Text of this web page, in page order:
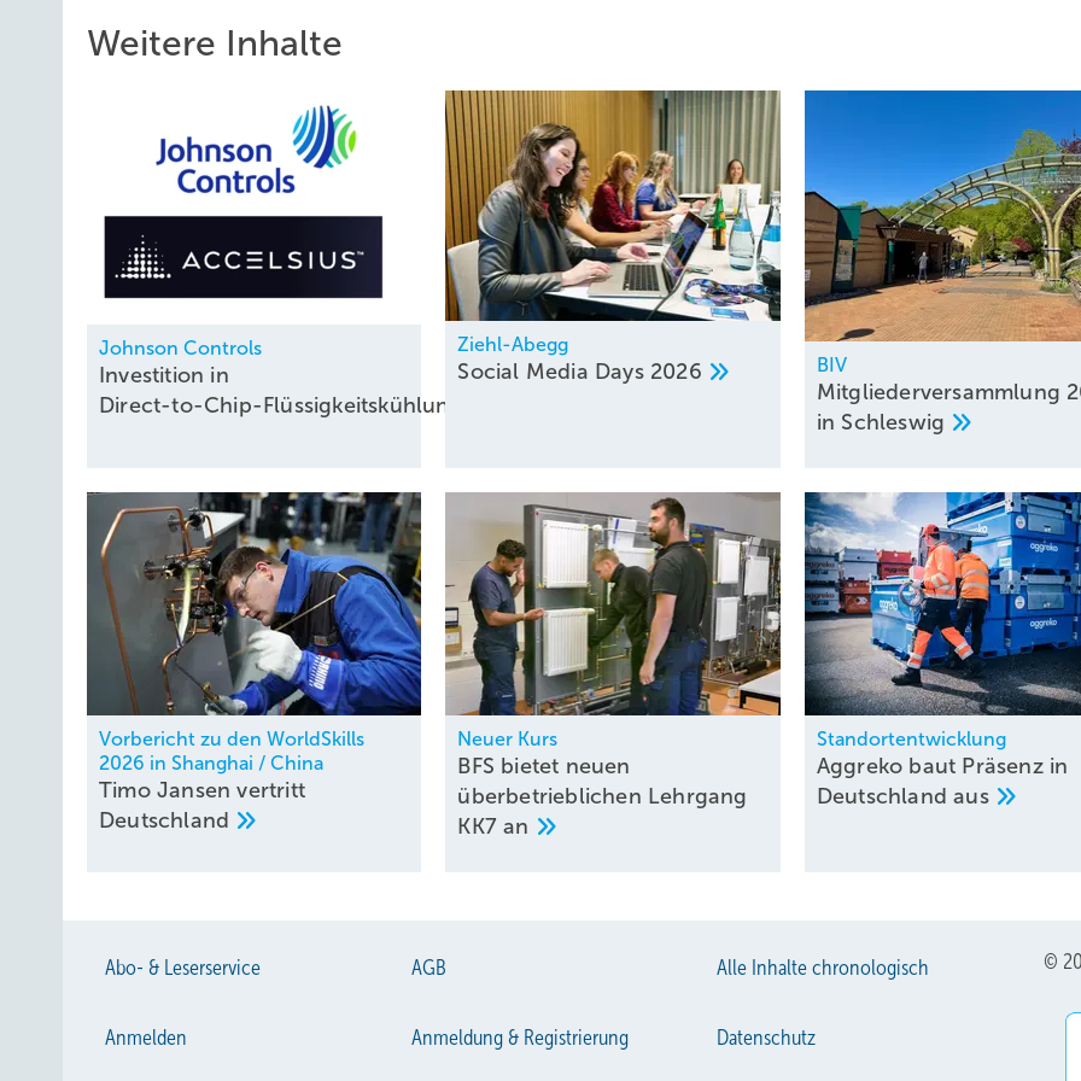
Weitere Inhalte
Johnson Controls
Investition in
Direct-to-Chip-Flüssigkeitskühlung
Ziehl-Abegg
Social Media Days 2026 BIV
Mitgliederversammlung
in Schleswig
Vorbericht zu den WorldSkills
2026 in Shanghai / China
Timo Jansen vertritt
Deutschland
Neuer Kurs
BFS bietet neuen
überbetrieblichen Lehrgang
KK7an
Standortentwicklung
Aggreko baut Präsenz in
Deutsch­landaus
Abo- & Leserservice AGB Alle Inhalte chronologisch
Anmelden Anmeldung & Registrierung Datenschutz
©